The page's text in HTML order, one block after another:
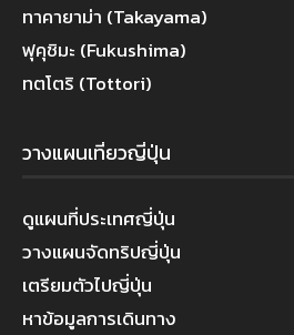
ทาคายาม่า (Takayama)
ฟุคุชิมะ (Fukushima)
ทตโตริ (Tottori)
วางแผนเที่ยวญี่ปุ่น
ดูแผนที่ประเทศญี่ปุ่น
วางแผนจัดทริปญี่ปุ่น
เตรียมตัวไปญี่ปุ่น
หาข้อมูลการเดินทาง